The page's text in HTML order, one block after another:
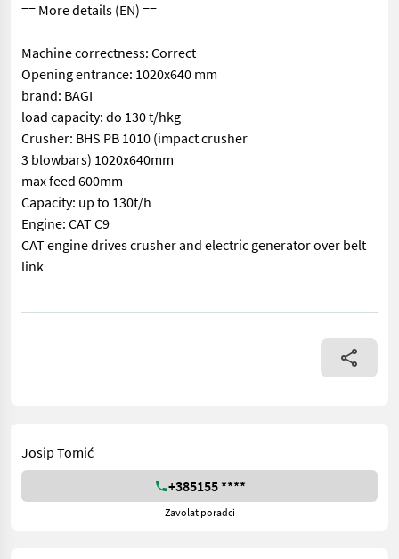
== More details (EN) ==
Machine correctness: Correct
Opening entrance: 1020x640 mm
brand: BAGI
load capacity: do 130 t/hkg
Crusher: BHS PB 1010 (impact crusher
3 blowbars) 1020x640mm
max feed 600mm
Capacity: up to 130t/h
Engine: CAT C9
CAT engine drives crusher and electric generator over belt
link
== More details (EN) == Machine correctness: Correct
Josip Tomić
+385155 ****
Zavolat poradci